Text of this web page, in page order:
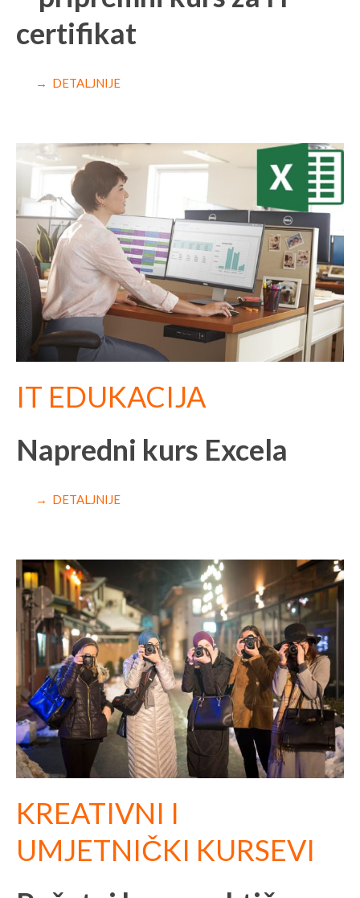
certifikat
→ DETALJNIJE
IT EDUKACIJA
Napredni kurs Excela
→ DETALJNIJE
KREATIVNI I
UMJETNIČKI KURSEVI